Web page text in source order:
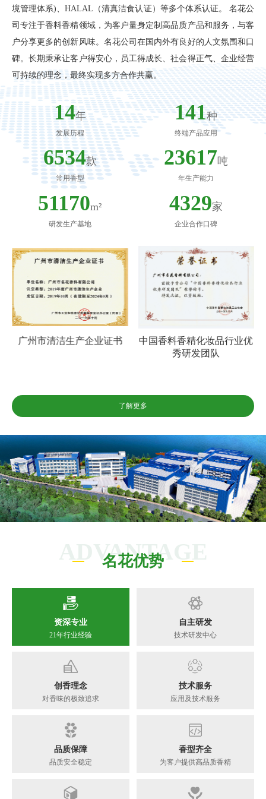
境管理体系)、HALAL（清真洁食认证）等多个体系认证。 名花公
司专注于香料香精领域，为客户量身定制高品质产品和服务，与客
户分享更多的创新风味。名花公司在国内外有良好的人文氛围和口
碑。长期秉承让客户得安心，员工得成长、社会得正气、企业经营
可持续的理念，最终实现多方合作共赢。
18年
发展历程
196种
终端产品应用
8287款
常用香型
29953吨
年生产能力
64899m²
研发生产基地
5491家
企业合作口碑
中国香料香精化妆品行业优
中国香料香精化妆品行业优
秀企业
了解更多
ADVANTAGE
名花优势
资深专业
21年行业经验
自主研发
技术研发中心
创香理念
对香味的极致追求
技术服务
应用及技术服务
品质保障
品质安全稳定
香型齐全
为客户提供高品质香精